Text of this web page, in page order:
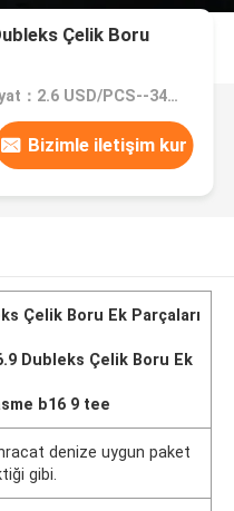
Çelik Boru
Fiyat：2.6 USD/PCS--34058/PCS
Bizimle iletişim kur
Çelik Boru Ek Parçaları
Dubleks Çelik Boru Ek
b16 9 tee
denize uygun paket
gibi.